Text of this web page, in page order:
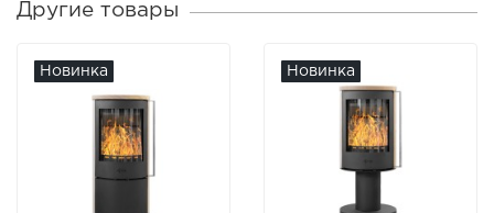
Другие товары
Новинка Новинка